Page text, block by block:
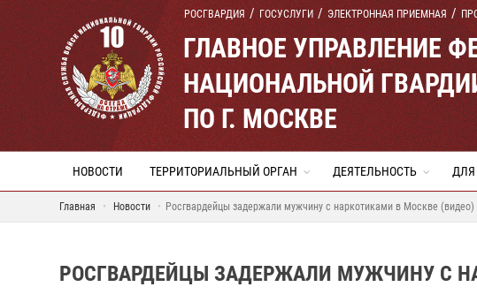
РОСГВАРДИЯ ГОСУСЛУГИ ЭЛЕКТРОННАЯ ПРИЕМНАЯ
ГЛАВНОЕ УПРАВЛЕНИЕ
НАЦИОНАЛЬНОЙ
ПО Г. МОСКВЕ
НОВОСТИ ТЕРРИТОРИАЛЬНЫЙ ОРГАН ДЕЯТЕЛЬНОСТЬ
Главная Новости Росгвардейцы задержали мужчину с наркотиками в Москве (видео)
РОСГВАРДЕЙЦЫ ЗАДЕРЖАЛИ МУЖЧИНУ С